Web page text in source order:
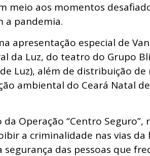
meio aos momentos
a pandemia.
apresentação especial de
da Luz, do teatro do Grupo
Luz), além de distribuição de
ambiental do Ceará Natal de
Operação “Centro Seguro”,
a criminalidade nas vias da
das pessoas que